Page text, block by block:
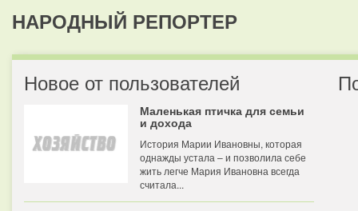
НАРОДНЫЙ РЕПОРТЕР
Новое от пользователей
Маленькая птичка для семьи
и дохода
История Марии Ивановны, которая
однажды устала – и позволила себе
жить легче Мария Ивановна всегда
считала...